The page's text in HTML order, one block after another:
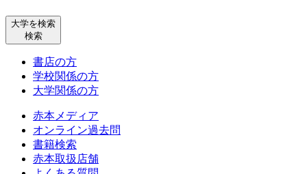
大学を検索
検索
書店の方
学校関係の方
大学関係の方
赤本メディア
オンライン過去問
書籍検索
赤本取扱店舗